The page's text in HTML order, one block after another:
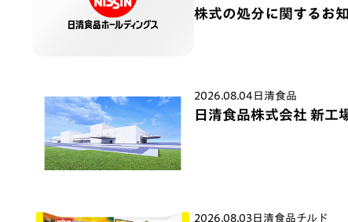
株式の処分に関するお
2026.08.04 日清食品
日清食品株式会社 新工
2026.08.03 日清食品チルド